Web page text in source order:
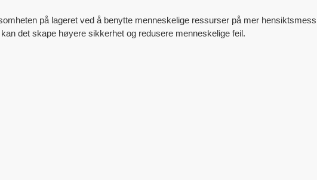
på lageret ved å benytte menneskelige ressurser på mer
det skape høyere sikkerhet og redusere menneskelige feil.